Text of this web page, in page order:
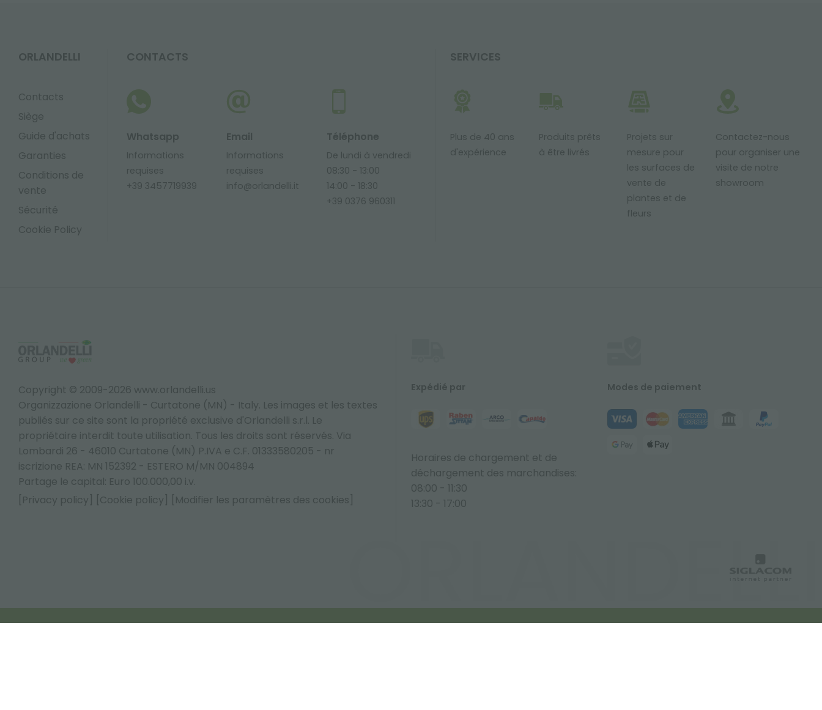
ORLANDELLI
Contacts
Siège
Guide d'achats
Garanties
Conditions de
vente
Sécurité
Cookie Policy
CONTACTS
Whatsapp
Informations
requises
+39 3457719939
Email
Informations
requises
info@orlandelli.it
Téléphone
De lundi à vendredi
08:30 - 13:00
14:00 - 18:30
+39 0376 960311
SERVICES
Plus de 40 ans
d'expérience
Produits prêts
à être livrés
Projets sur
mesure pour
les surfaces de
vente de
plantes et de
fleurs
Contactez-nous
pour organiser une
visite de notre
showroom
Copyright © 2009-2026 www.orlandelli.us
Organizzazione Orlandelli - Curtatone (MN) - Italy. Les images et les textes
publiés sur ce site sont la propriété exclusive d'Orlandelli s.r.l. Le
propriétaire interdit toute utilisation. Tous les droits sont réservés. Via
Lombardi 26 - 46010 Curtatone (MN) P.IVA e C.F. 01333580205 - nr
iscrizione REA: MN 152392 - ESTERO M/MN 004894
Partage le capital: Euro 100.000,00 i.v.
[Privacy policy]
[Cookie policy] [Modifier les paramètres des cookies]
Expédié par
Horaires de chargement et de
déchargement des marchandises:
08:00 - 11:30
13:30 - 17:00
Modes de paiement